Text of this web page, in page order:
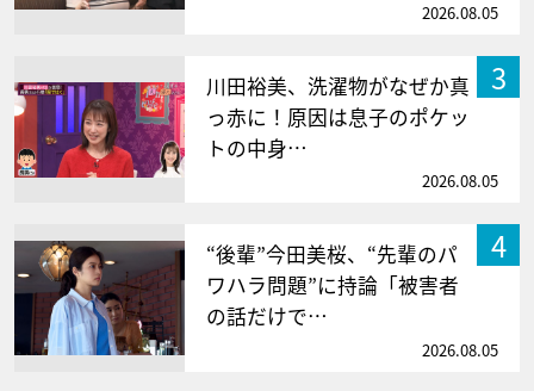
2026.08.05
3
川田裕美、洗濯物がなぜか真
っ赤に！原因は息子のポケッ
トの中身…
2026.08.05
4
“後輩”今田美桜、“先輩のパ
ワハラ問題”に持論「被害者
の話だけで…
2026.08.05